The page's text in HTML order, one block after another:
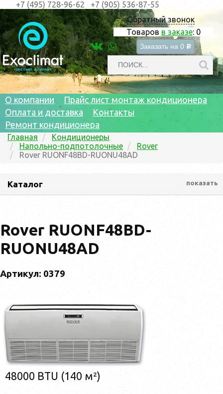
Обратный звонок
Товаров в заказе: 0
Заказать на 0 c
+7 (495) 728-96-62 +7 (905) 536-87-55
О компании
Прайс лист монтаж кондиционера
Оплата и доставка
Контакты
Ремонт кондиционера
Главная
Кондиционеры
Напольно-подпотолочные
Rover
Rover RUONF48BD-RUONU48AD
Каталог показать
Rover RUONF48BD-
RUONU48AD
Артикул: 0379
48000 BTU (140 м²)